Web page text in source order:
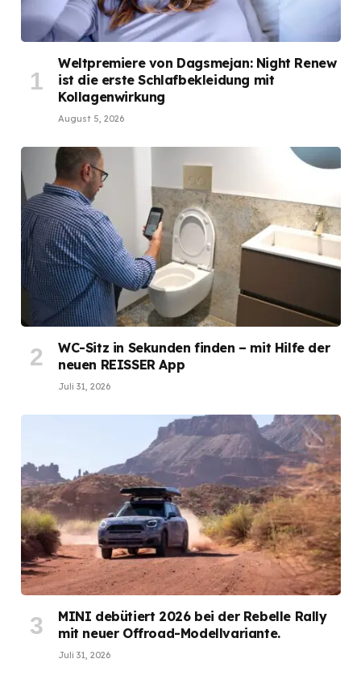
Weltpremiere von Dagsmejan: Night Renew
ist die erste Schlafbekleidung mit
Kollagenwirkung
August 5, 2026
WC-Sitz in Sekunden finden – mit Hilfe der
neuen REISSER App
Juli 31, 2026
MINI debütiert 2026 bei der Rebelle Rally
mit neuer Offroad-Modellvariante.
Juli 31, 2026